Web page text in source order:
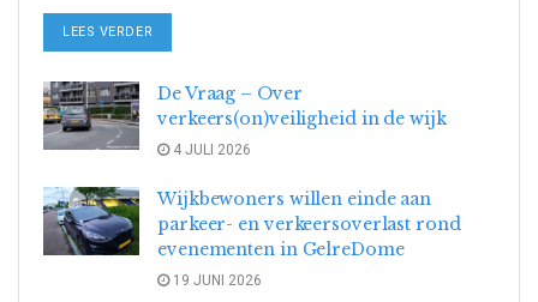
LEES VERDER
De Vraag – Over
verkeers(on)veiligheid in de wijk
4 JULI 2026
Wijkbewoners willen einde aan
parkeer- en verkeersoverlast rond
evenementen in GelreDome
19 JUNI 2026